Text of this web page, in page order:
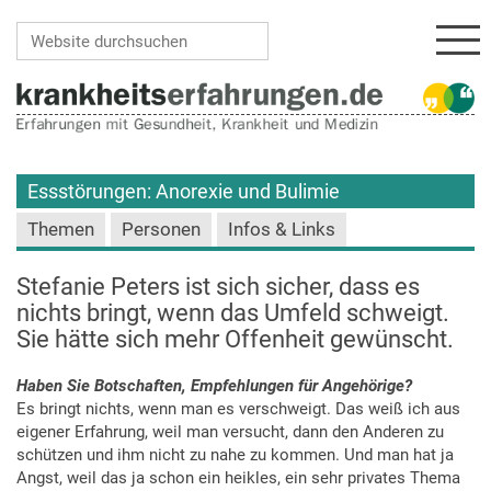
Essstörungen: Anorexie und Bulimie
Themen Personen Infos & Links
Stefanie Peters ist sich sicher, dass es
nichts bringt, wenn das Umfeld schweigt.
Sie hätte sich mehr Offenheit gewünscht.
Haben Sie Botschaften, Empfehlungen für Angehörige?
Es bringt nichts, wenn man es verschweigt. Das weiß ich aus
eigener Erfahrung, weil man versucht, dann den Anderen zu
schützen und ihm nicht zu nahe zu kommen. Und man hat ja
Angst, weil das ja schon ein heikles, ein sehr privates Thema